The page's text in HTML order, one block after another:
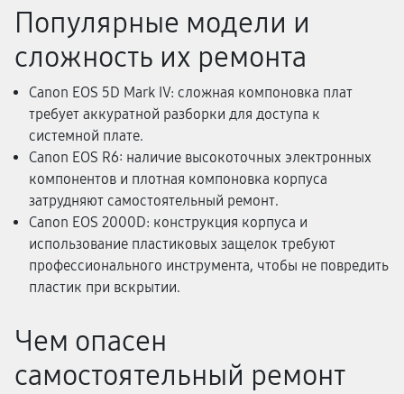
Популярные модели и
сложность их ремонта
Canon EOS 5D Mark IV: сложная компоновка плат
требует аккуратной разборки для доступа к
системной плате.
Canon EOS R6: наличие высокоточных электронных
компонентов и плотная компоновка корпуса
затрудняют самостоятельный ремонт.
Canon EOS 2000D: конструкция корпуса и
использование пластиковых защелок требуют
профессионального инструмента, чтобы не повредить
пластик при вскрытии.
Чем опасен
самостоятельный ремонт